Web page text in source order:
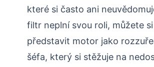
které si často ani
filtr neplní svou roli, můžete si
představit motor jako
šéfa, který si stěžuje na